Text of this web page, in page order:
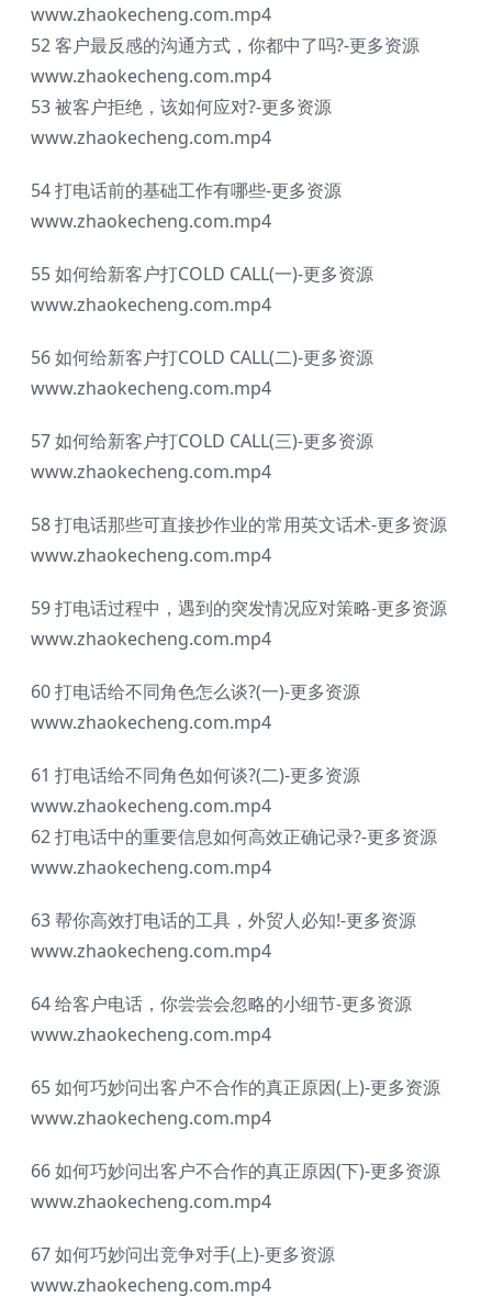
www.zhaokecheng.com.mp4
52 客户最反感的沟通方式，你都中了吗?-更多资源
www.zhaokecheng.com.mp4
53 被客户拒绝，该如何应对?-更多资源
www.zhaokecheng.com.mp4
54 打电话前的基础工作有哪些-更多资源
www.zhaokecheng.com.mp4
55 如何给新客户打COLD CALL(一)-更多资源
www.zhaokecheng.com.mp4
56 如何给新客户打COLD CALL(二)-更多资源
www.zhaokecheng.com.mp4
57 如何给新客户打COLD CALL(三)-更多资源
www.zhaokecheng.com.mp4
58 打电话那些可直接抄作业的常用英文话术-更多资源
www.zhaokecheng.com.mp4
59 打电话过程中，遇到的突发情况应对策略-更多资源
www.zhaokecheng.com.mp4
60 打电话给不同角色怎么谈?(一)-更多资源
www.zhaokecheng.com.mp4
61 打电话给不同角色如何谈?(二)-更多资源
www.zhaokecheng.com.mp4
62 打电话中的重要信息如何高效正确记录?-更多资源
www.zhaokecheng.com.mp4
63 帮你高效打电话的工具，外贸人必知!-更多资源
www.zhaokecheng.com.mp4
64 给客户电话，你尝尝会忽略的小细节-更多资源
www.zhaokecheng.com.mp4
65 如何巧妙问出客户不合作的真正原因(上)-更多资源
www.zhaokecheng.com.mp4
66 如何巧妙问出客户不合作的真正原因(下)-更多资源
www.zhaokecheng.com.mp4
67 如何巧妙问出竞争对手(上)-更多资源
www.zhaokecheng.com.mp4